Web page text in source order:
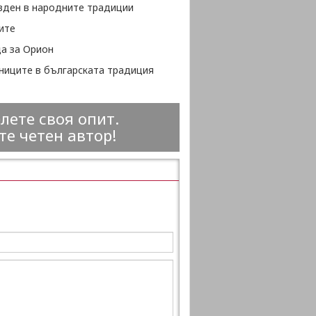
в народните традиции
за Орион
в българската традиция
своя опит.
четен автор!